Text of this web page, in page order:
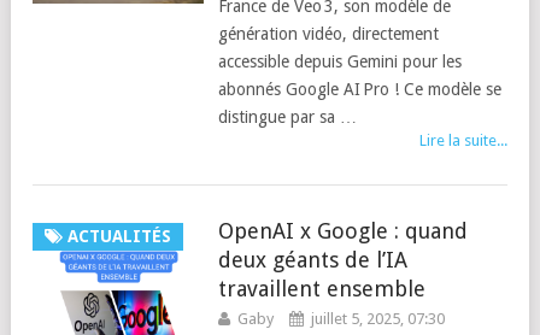
France de Veo 3, son modèle de
génération vidéo, directement
accessible depuis Gemini pour les
abonnés Google AI Pro ! Ce modèle se
distingue par sa …
Lire la suite...
ACTUALITÉS
OpenAI x Google : quand
deux géants de l’IA
travaillent ensemble
Gaby juillet 5, 2025, 07:30